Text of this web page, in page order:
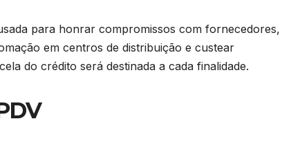
para honrar compromissos com fornecedores,
em centros de distribuição e custear
do crédito será destinada a cada finalidade.